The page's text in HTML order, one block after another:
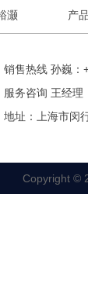
灏 产
销售热线 孙巍
服务咨询 王经
地址：上海市闵
Copyright ©